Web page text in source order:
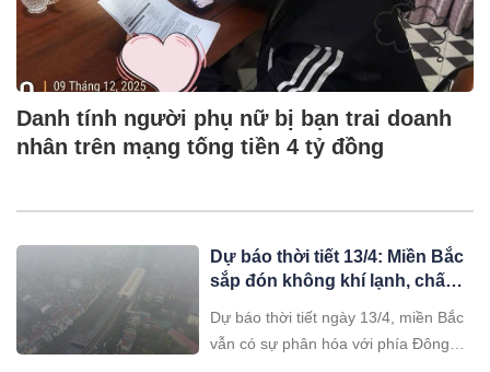
Danh tính người phụ nữ bị bạn trai doanh
nhân trên mạng tống tiền 4 tỷ đồng
Dự báo thời tiết 13/4: Miền Bắc
sắp đón không khí lạnh, chấm
Dự báo thời tiết ngày 13/4, miền Bắc
vẫn có sự phân hóa với phía Đông